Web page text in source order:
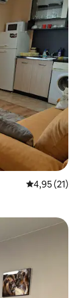
4,95 ud af 5
4,95 (21)